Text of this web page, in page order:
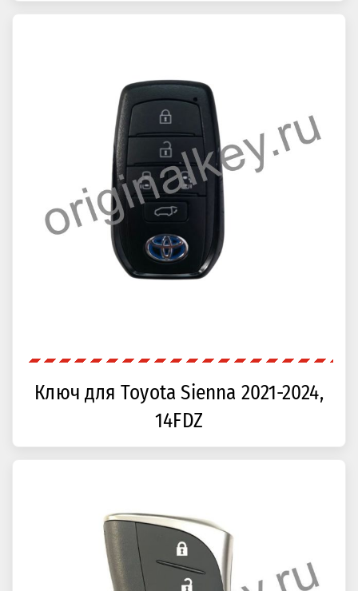
Ключ для Toyota Sienna 2021-2024,
14FDZ